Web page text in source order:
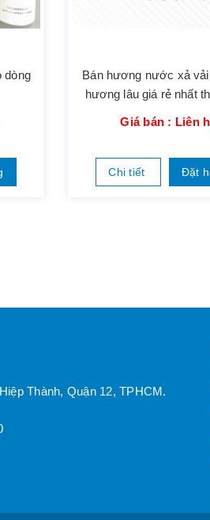
dòng
Bán hương nước xả
hương lâu giá rẻ nhất
Giá bán : Liên
Chi tiết Đặt
Thành, Quận 12, TPHCM.